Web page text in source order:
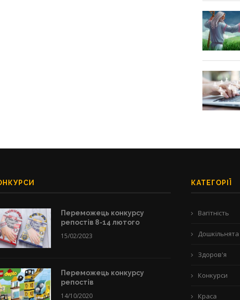
Переможець конкурсу
репостів 8-14 лютого
15/02/2023
Переможець конкурсу
репостів
14/10/2020
КАТЕГОРІЇ
Вагітність
Дошкільнята
Здоров'я
Конкурси
Краса